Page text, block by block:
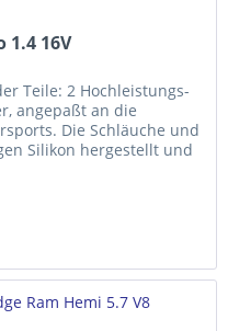
1.4 16V
Teile: 2 Hochleistungs-
ange­­paßt an die
Die Schläuche und
Silikon hergestellt und